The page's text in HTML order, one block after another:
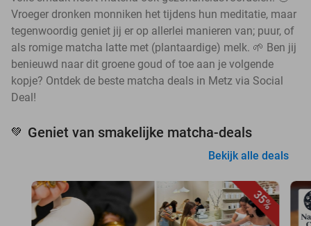
Vroeger dronken monniken het tijdens hun meditatie, maar
tegenwoordig geniet jij er op allerlei manieren van; puur, of
als romige matcha latte met (plantaardige) melk. 🌱 Ben jij
benieuwd naar dit groene goud of toe aan je volgende
kopje? Ontdek de beste matcha deals in Metz via Social
Deal!
💚 Geniet van smakelijke matcha-deals
Bekijk alle deals
35%